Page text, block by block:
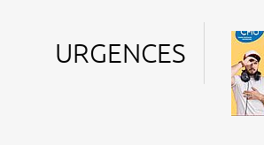
URGENCES